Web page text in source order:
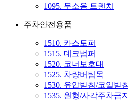
1095. 무소음 트렌치
주차안전용품
1510. 카스토퍼
1515. 데크범퍼
1520. 코너보호대
1525. 차량버팀목
1530. 유압받침/코일받
1535. 원형/사각주차금